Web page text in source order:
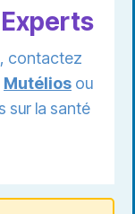
contactez
Mutélios ou
sur la santé